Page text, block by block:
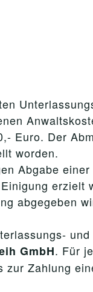
Euro. Der
worden.
Abgabe
erzielt
abgegeben
GmbH. Für
Zahlung